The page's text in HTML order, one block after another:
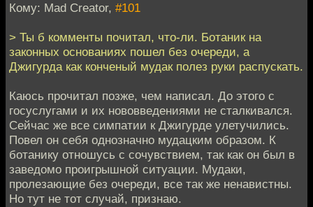
Кому: Mad Creator, #101
> Ты б комменты почитал, что-ли. Ботаник на
законных основаниях пошел без очереди, а
Джигурда как конченый мудак полез руки распускать.
Каюсь прочитал позже, чем написал. До этого с
госуслугами и их нововведениями не сталкивался.
Сейчас же все симпатии к Джигурде улетучились.
Повел он себя однозначно мудацким образом. К
ботанику отношусь с сочувствием, так как он был в
заведомо проигрышной ситуации. Мудаки,
пролезающие без очереди, все так же ненавистны.
Но тут не тот случай, признаю.